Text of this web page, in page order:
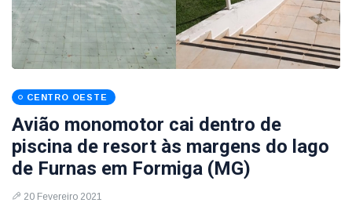
CENTRO OESTE
Avião monomotor cai dentro de
piscina de resort às margens do lago
de Furnas em Formiga (MG)
20 Fevereiro 2021